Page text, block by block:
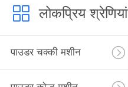
लोकप्रिय श्रेणियां
पाउडर चक्की मशीन